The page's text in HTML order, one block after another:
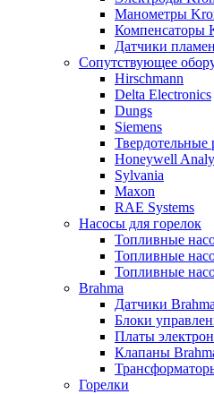
Манометры
Компенсаторы
Датчики
Сопутствующее
Hirschmann
Delta Electronics
Dungs
Siemens
Твердотельные
Honeywell
Sylvania
Maxon
RAE Systems
Насосы для горелок
Топливные
Топливные
Топливные
Brahma
Датчики Brahma
Блоки
Платы
Клапаны
Горелки